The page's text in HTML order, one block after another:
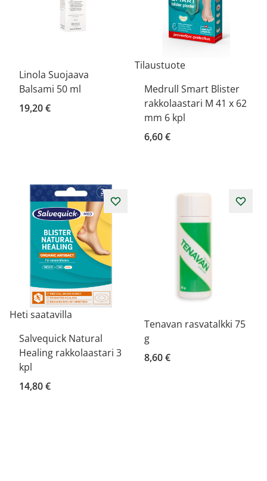
Linola Suojaava
Balsami 50 ml
19,20 €
Tilaustuote
Medrull Smart Blister
rakkolaastari M 41 x 62
mm 6 kpl
6,60 €
Heti saatavilla
Salvequick Natural
Healing rakkolaastari 3
kpl
14,80 €
Tenavan rasvatalkki 75
g
8,60 €